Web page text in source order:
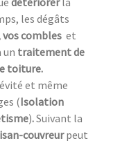
les dégâts
combles et
un traitement de
toiture.
et même
(Isolation
).Suivant la
couvreurpeut